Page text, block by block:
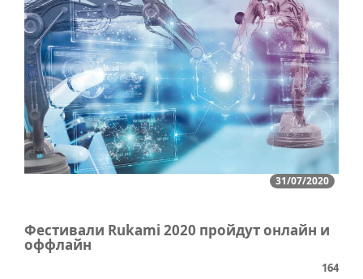
31/07/2020
Фестивали Rukami 2020 пройдут онлайн и
оффлайн
164